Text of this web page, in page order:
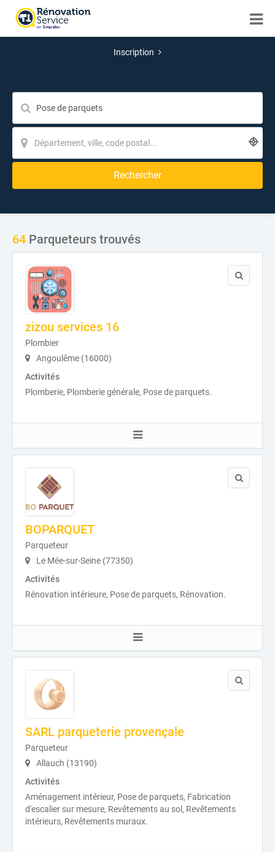
Inscription
Rechercher
64 Parqueteurs trouvés
zizou services 16
Plombier
Angoulême (16000)
Activités
Plomberie, Plomberie générale, Pose de parquets.
BOPARQUET
Parqueteur
Le Mée-sur-Seine (77350)
Activités
Rénovation intérieure, Pose de parquets, Rénovation.
SARL parqueterie provençale
Parqueteur
Allauch (13190)
Activités
Aménagement intérieur, Pose de parquets, Fabrication
d'escalier sur mesure, Revêtements au sol, Revêtements
intérieurs, Revêtements muraux.